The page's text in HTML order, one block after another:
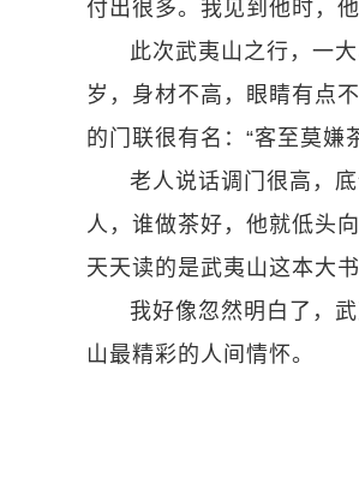
付出很多。我见到他时，
此次武夷山之行，一
岁，身材不高，眼睛有点
的门联很有名：“客至莫嫌
老人说话调门很高，
人，谁做茶好，他就低头
天天读的是武夷山这本大
我好像忽然明白了，
山最精彩的人间情怀。